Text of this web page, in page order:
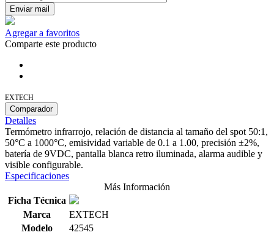
Enviar mail
Agregar a favoritos
Comparte este producto
EXTECH
Comparador
Detalles
Termómetro infrarrojo, relación de distancia al tamaño del spot 50:1,
50°C a 1000°C, emisividad variable de 0.1 a 1.00, precisión ±2%,
batería de 9VDC, pantalla blanca retro iluminada, alarma audible y
visible configurable.
Especificaciones
Más Información
Ficha Técnica
Marca
EXTECH
Modelo
42545